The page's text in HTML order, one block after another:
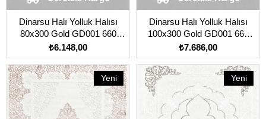
Dinarsu Halı Yolluk Halısı
80x300 Gold GD001 660
Krem
₺6.148,00
Dinarsu Halı Yolluk Halısı
100x300 Gold GD001 660
Krem
₺7.686,00
Yeni
Ürün
Yeni
Ürün